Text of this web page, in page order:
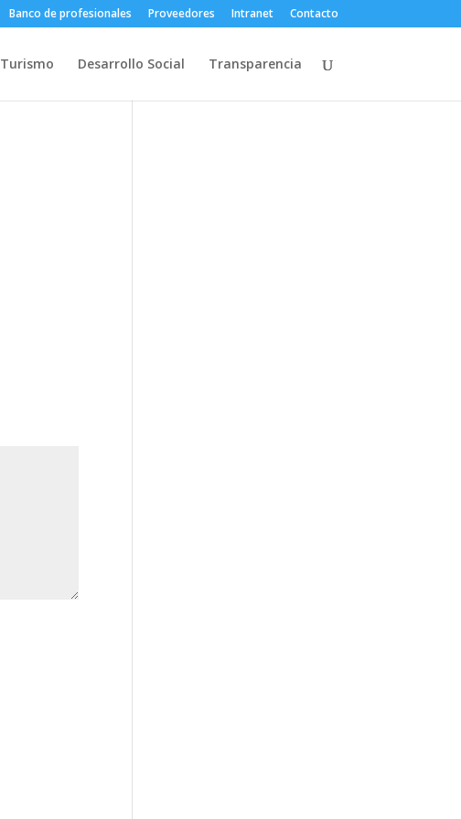
Banco de profesionales Proveedores Intranet Contacto
Turismo Desarrollo Social Transparencia